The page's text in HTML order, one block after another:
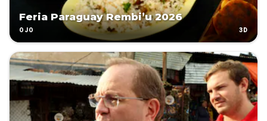
Feria Paraguay Rembi’u 2026
OJO 3D